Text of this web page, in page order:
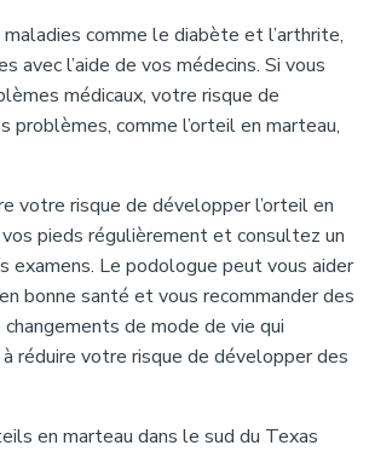
comme le diabète et l’arthrite,
avec l’aide de vos médecins. Si vous
médicaux, votre risque de
problèmes, comme l’orteil en marteau,
votre risque de développer l’orteil en
pieds régulièrement et consultez un
examens. Le podologue peut vous aider
bonne santé et vous recommander des
de mode de vie qui
réduire votre risque de développer des
en marteau dans le sud du Texas